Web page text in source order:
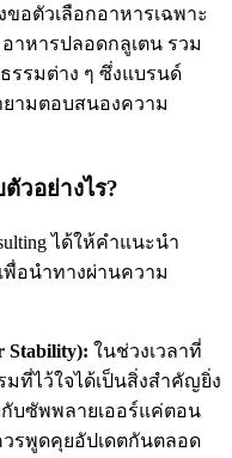
อตัวเลือกอาหารเฉพาะ
อาหารปลอดกลูเตน รวม
รรมต่าง ๆ ซึ่งแบรนด์
ามตอบสนองความ
วอย่างไร?
ได้ให้คำแนะนำ
พื่อนำทางผ่านความ
Stability): ในช่วงเวลาที่
ที่ไว้ใจได้เป็นสิ่งสำคัญยิ่ง
บซัพพลายเออร์แค่ตอน
วรพูดคุยอัปเดตกันตลอด